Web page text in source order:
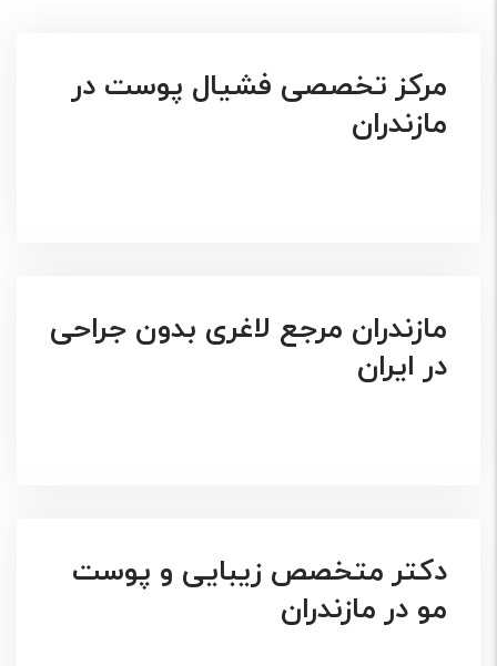
مرکز تخصصی فشیال پوست در
مازندران
مازندران مرجع لاغری بدون جراحی
در ایران
دکتر متخصص زیبایی و پوست
مو در مازندران